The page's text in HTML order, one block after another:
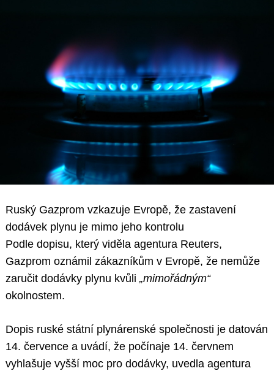
Ruský Gazprom vzkazuje Evropě, že zastavení
dodávek plynu je mimo jeho kontrolu
Podle dopisu, který viděla agentura Reuters,
Gazprom oznámil zákazníkům v Evropě, že nemůže
zaručit dodávky plynu kvůli „mimořádným“
okolnostem.
Dopis ruské státní plynárenské společnosti je datován
14. července a uvádí, že počínaje 14. červnem
vyhlašuje vyšší moc pro dodávky, uvedla agentura